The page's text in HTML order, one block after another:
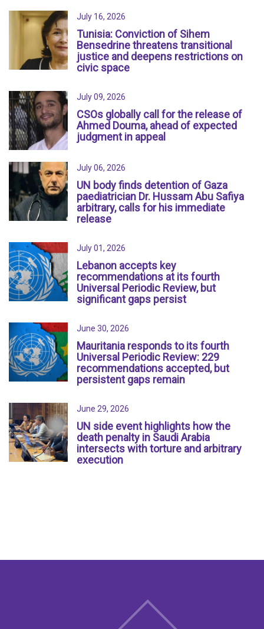
July 16, 2026
Tunisia: Conviction of Sihem
Bensedrine threatens transitional
justice and deepens restrictions on
civic space
July 09, 2026
CSOs globally call for the release of
Ahmed Douma, ahead of expected
judgment in appeal
July 06, 2026
UN body finds detention of Gaza
paediatrician Dr. Hussam Abu Safiya
arbitrary, calls for his immediate
release
July 01, 2026
Lebanon accepts key
recommendations at its fourth
Universal Periodic Review, but
significant gaps persist
June 30, 2026
Mauritania responds to its fourth
Universal Periodic Review: 229
recommendations accepted, but
persistent gaps remain
June 29, 2026
UN side event highlights how the
death penalty in Saudi Arabia
intersects with torture and arbitrary
execution